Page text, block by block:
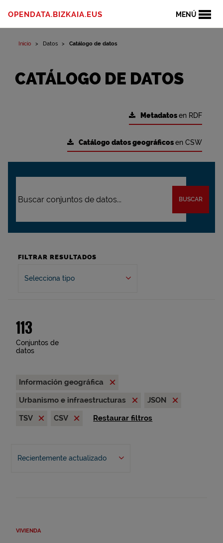
MENÚ
OPENDATA.BIZKAIA.EUS
Inicio Datos Catálogo de datos
CATÁLOGO DE DATOS
Metadatosen RDF
Catálogo datos geográficosen CSW
BUSCAR
FILTRAR RESULTADOS
Selecciona tipo
113
Conjuntos de
datos
Información geográfica
Urbanismo e infraestructuras
JSON
TSV
CSV Restaurar filtros
Recientemente actualizado
VIVIENDA